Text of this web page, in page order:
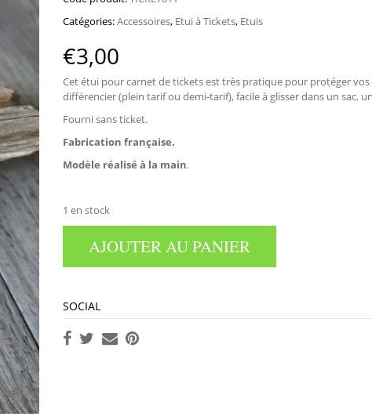
Catégories:Accessoires, Etui à Tickets, Etuis
€3,00
Cet étui pour carnet de tickets est très pratique pour protéger
différencier (plein tarif ou demi-tarif), facile à glisser dans un sac,
Fourni sans ticket.
Fabrication française.
Modèle réalisé à la main.
1 en stock
AJOUTER AU PANIER
SOCIAL